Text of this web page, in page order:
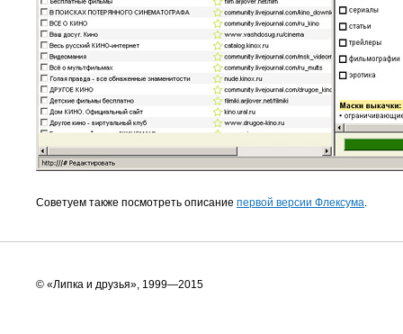
Советуем также посмотреть описание первой версии Флексума.
© «Липка и друзья», 1999—2015